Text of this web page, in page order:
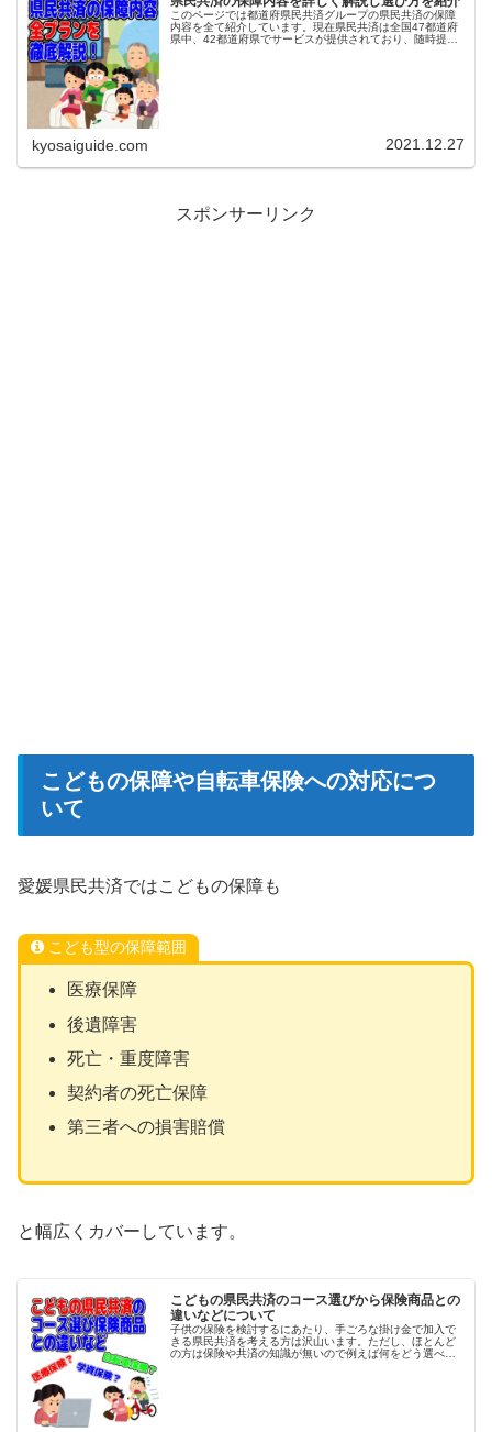
このページでは都道府県民共済グループの県民共済の保障
内容を全て紹介しています。現在県民共済は全国47都道府
県中、42都道府県でサービスが提供されており、随時提供
kyosaiguide.com 2021.12.27
スポンサーリンク
こどもの保障や自転車保険への対応につ
いて
愛媛県民共済ではこどもの保障も
こども型の保障範囲
医療保障
後遺障害
死亡・重度障害
契約者の死亡保障
第三者への損害賠償
と幅広くカバーしています。
こどもの県民共済のコース選びから保険商品との
違いなどについて
子供の保険を検討するにあたり、手ごろな掛け金で加入で
きる県民共済を考える方は沢山います。ただし、ほとんど
の方は保険や共済の知識が無いので例えば何をどう選べば